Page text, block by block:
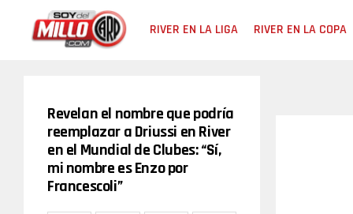
RIVER EN LA LIGA RIVER EN LA COPA
Revelan el nombre que podría
reemplazar a Driussi en River
en el Mundial de Clubes: “Sí,
mi nombre es Enzo por
Francescoli”